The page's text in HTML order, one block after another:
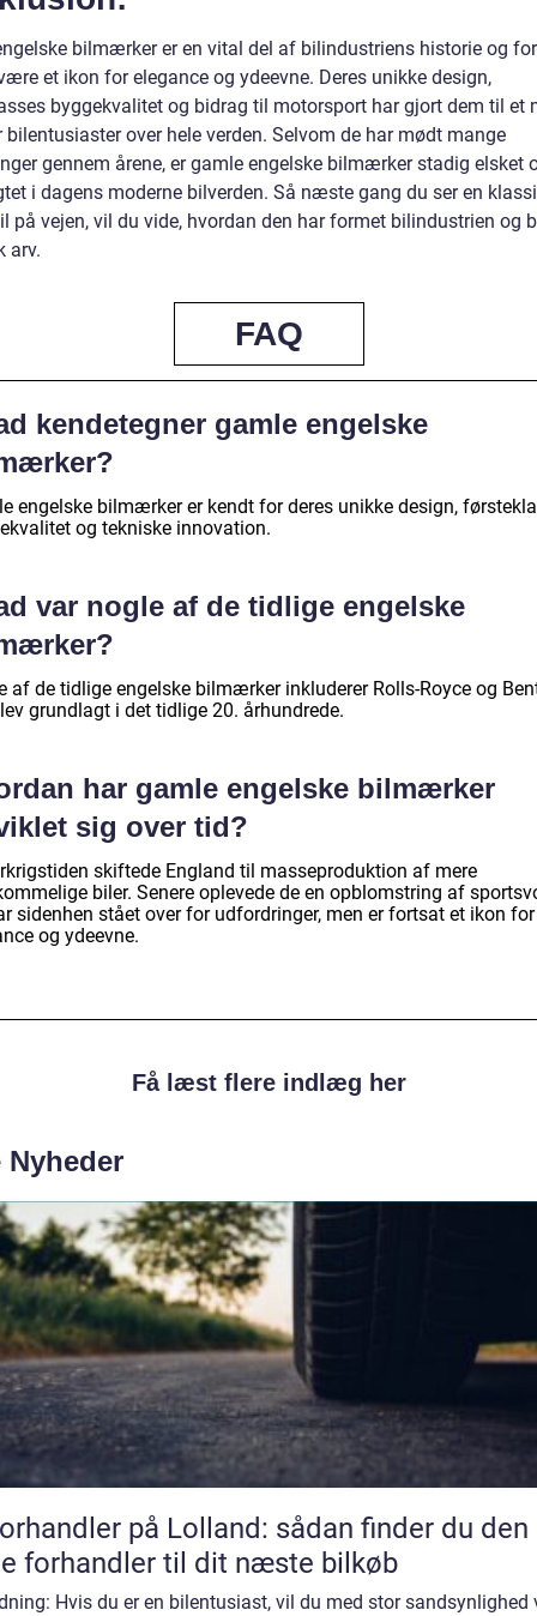
bilmærker er en vital del af bilindustriens historie og
et ikon for elegance og ydeevne. Deres unikke design,
byggekvalitet og bidrag til motorsport har gjort dem til et
bilentusiaster over hele verden. Selvom de har mødt mange
gennem årene, er gamle engelske bilmærker stadig elsket
i dagens moderne bilverden. Så næste gang du ser en
på vejen, vil du vide, hvordan den har formet bilindustrien og
arv.
FAQ
kendetegner gamle engelske
engelske bilmærker er kendt for deres unikke design,
og tekniske innovation.
var nogle af de tidlige engelske
af de tidlige engelske bilmærker inkluderer Rolls-Royce og
grundlagt i det tidlige 20. århundrede.
har gamle engelske bilmærker
sig over tid?
skiftede England til masseproduktion af mere
biler. Senere oplevede de en opblomstring af
sidenhen stået over for udfordringer, men er fortsat et ikon for
og ydeevne.
Få læst flere indlæg her
Nyheder
på Lolland: sådan finder du den
forhandler til dit næste bilkøb
Hvis du er en bilentusiast, vil du med stor